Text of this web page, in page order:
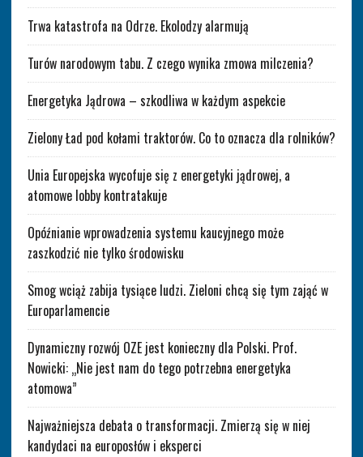
Trwa katastrofa na Odrze. Ekolodzy alarmują
Turów narodowym tabu. Z czego wynika zmowa milczenia?
Energetyka Jądrowa – szkodliwa w każdym aspekcie
Zielony Ład pod kołami traktorów. Co to oznacza dla rolników?
Unia Europejska wycofuje się z energetyki jądrowej, a
atomowe lobby kontratakuje
Opóźnianie wprowadzenia systemu kaucyjnego może
zaszkodzić nie tylko środowisku
Smog wciąż zabija tysiące ludzi. Zieloni chcą się tym zająć w
Europarlamencie
Dynamiczny rozwój OZE jest konieczny dla Polski. Prof.
Nowicki: „Nie jest nam do tego potrzebna energetyka
atomowa”
Najważniejsza debata o transformacji. Zmierzą się w niej
kandydaci na europosłów i eksperci